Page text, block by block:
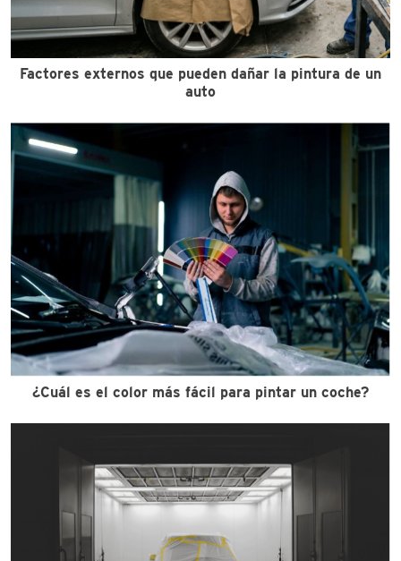
Factores externos que pueden dañar la pintura de un
auto
¿Cuál es el color más fácil para pintar un coche?